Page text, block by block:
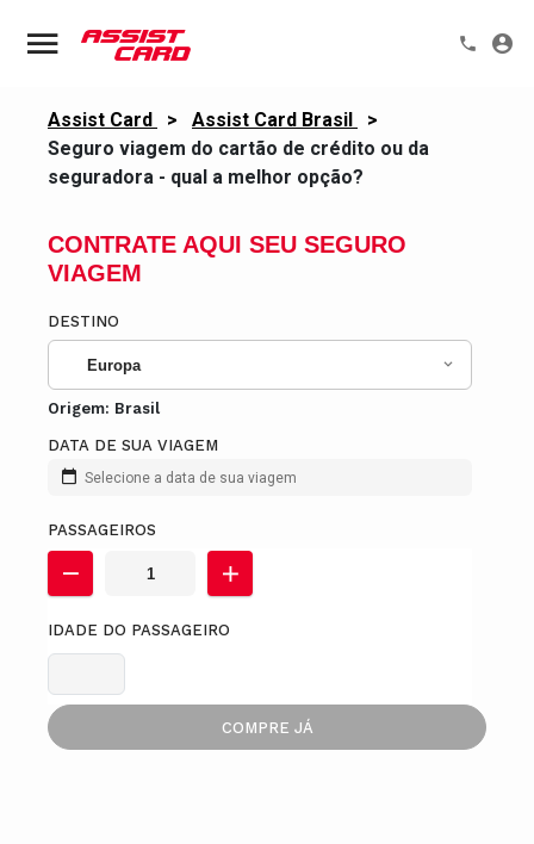
Assist Card > Assist Card Brasil
>
Seguro viagem do cartão de crédito ou da
seguradora - qual a melhor opção?
CONTRATE AQUI SEU SEGURO
VIAGEM
DESTINO
Europa
Origem: Brasil
DATA DE SUA VIAGEM
Selecione a data de sua viagem
PASSAGEIROS
IDADE DO PASSAGEIRO
COMPRE JÁ